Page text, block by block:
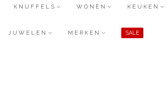
KNUFFELS WONEN KEUKEN
JUWELEN MERKEN SALE